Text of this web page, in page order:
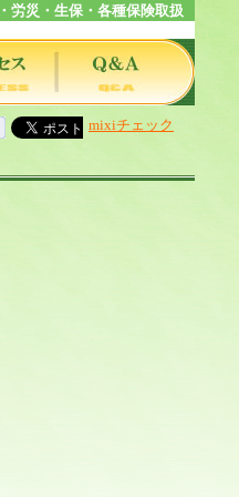
労災・生保・各種保険取扱
mixiチェック